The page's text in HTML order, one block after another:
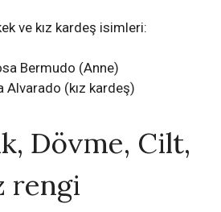
ve kız kardeş isimleri:
Bermudo (Anne)
Alvarado (kız kardeş)
Dövme, Cilt,
rengi